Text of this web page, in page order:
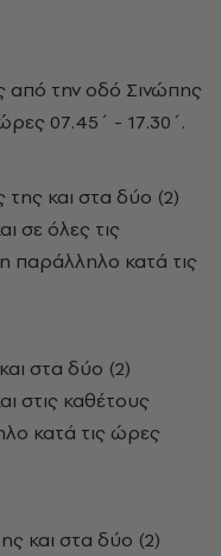
από την οδό Σινώπης
07.45΄ - 17.30΄.
και στα δύο (2)
σε όλες τις
παράλληλο κατά τις
στα δύο (2)
στις καθέτους
κατά τις ώρες
και στα δύο (2)